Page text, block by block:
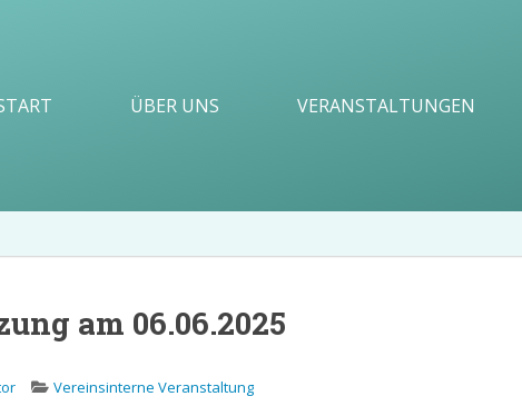
ÜBER UNS VERANSTALTUNGEN
am 06.06.2025
Vereinsinterne Veranstaltung